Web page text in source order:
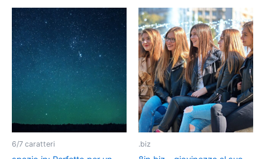
6/7 caratteri .biz